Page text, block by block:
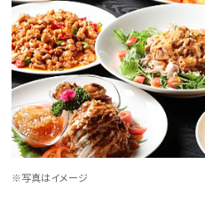
※写真はイメージ